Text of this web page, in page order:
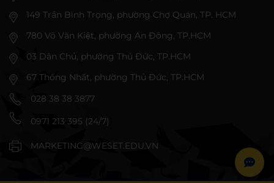
149 Trần Bình Trọng, phường Chợ Quán, TP. HCM
780 Võ Văn Kiệt, phường An Đông, TP.HCM
03 Dân Chủ, phường Thủ Đức, TP.HCM
67 Thống Nhất, phường Thủ Đức, TP.HCM
028 38 38 3877
0971 213 395 (24/7)
MARKETING@WESET.EDU.VN